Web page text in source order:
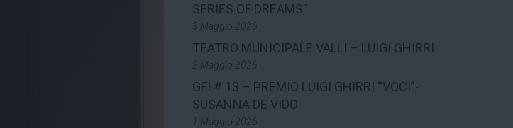
SERIES OF DREAMS”
3 Maggio 2026
TEATRO MUNICIPALE VALLI – LUIGI GHIRRI
2 Maggio 2026
GFI # 13 – PREMIO LUIGI GHIRRI “VOCI”-
SUSANNA DE VIDO
1 Maggio 2026